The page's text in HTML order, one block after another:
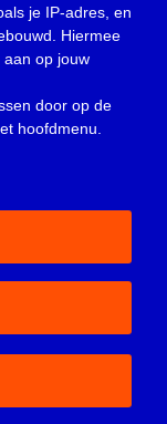
je IP-adres, en
Hiermee
aan op jouw
door op de
hoofdmenu.